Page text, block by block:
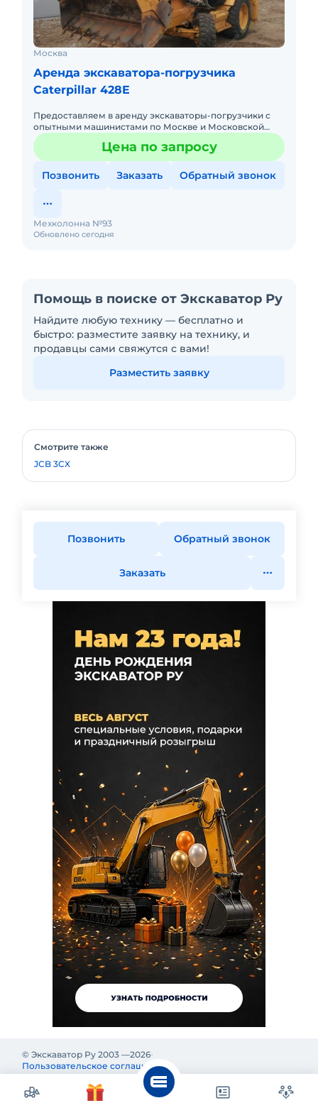
Москва
Аренда экскаватора-погрузчика
Caterpillar 428E
Предоставляем в аренду экскаваторы-погрузчики с
опытными машинистами по Москве и Московской
области. Любой вид аренды. Долгосрочный,
краткосрочный (почасовой, п
Цена по запросу
Позвонить Заказать Обратный звонок
Обновлено сегодня
Мехколонна №93
Помощь в поиске от Экскаватор Ру
Найдите любую технику — бесплатно и
быстро: разместите заявку на технику, и
продавцы сами свяжутся с вами!
Разместить заявку
Смотрите также
JCB 3CX
Позвонить Обратный звонок
Заказать
© Экскаватор Ру 2003 —2026
Пользовательское соглашение
Политика конфиденциальности Реклама на Экскаватор Ру
Реклама и информация на Экскаватор.Ру предназначены